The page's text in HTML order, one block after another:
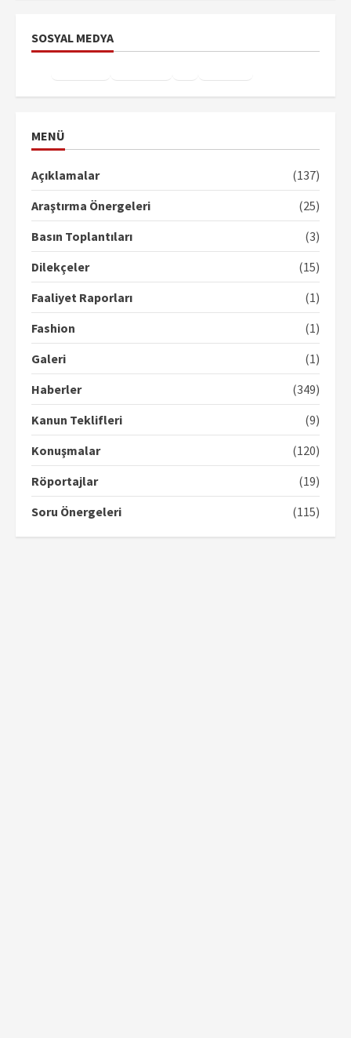
SOSYAL MEDYA
MENÜ
Açıklamalar
(137)
Araştırma Önergeleri
(25)
Basın Toplantıları
(3)
Dilekçeler
(15)
Faaliyet Raporları
(1)
Fashion
(1)
Galeri
(1)
Haberler
(349)
Kanun Teklifleri
(9)
Konuşmalar
(120)
Röportajlar
(19)
Soru Önergeleri
(115)